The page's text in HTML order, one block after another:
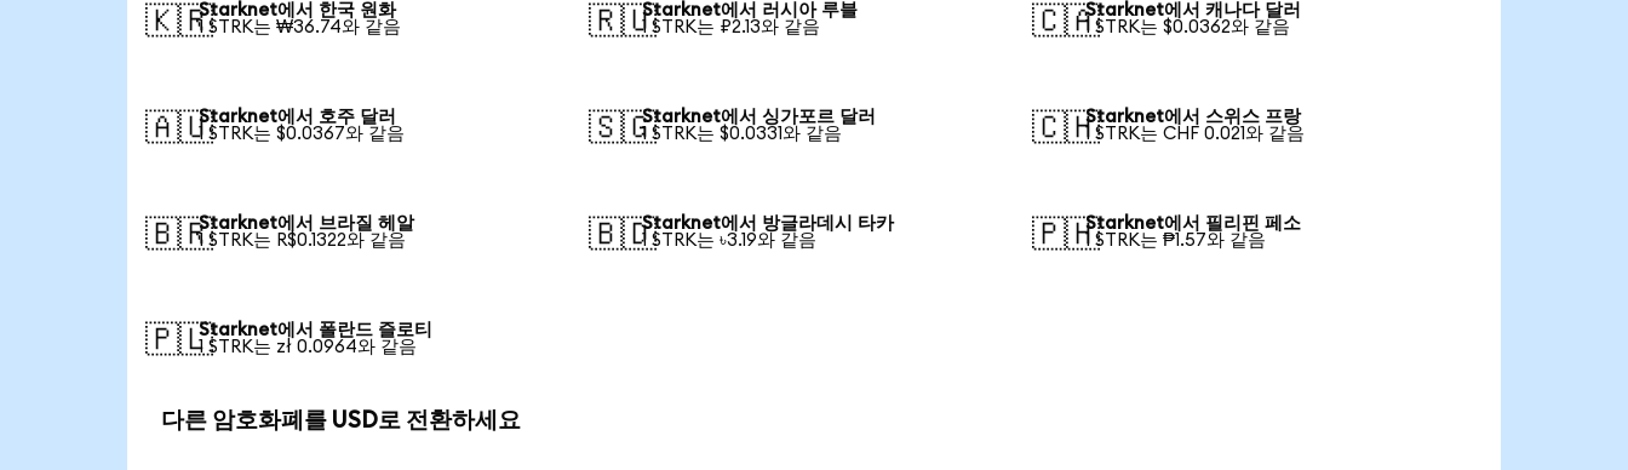
🇰🇷Starknet에서 한국 원화
1 STRK는 ₩36.74와 같음
🇷🇺Starknet에서 러시아 루블
1 STRK는 ₽2.13와 같음
🇨🇦Starknet에서 캐나다 달러
1 STRK는 $0.0362와 같음
🇦🇺Starknet에서 호주 달러
1 STRK는 $0.0367와 같음
🇸🇬Starknet에서 싱가포르 달러
1 STRK는 $0.0331와 같음
🇨🇭Starknet에서 스위스 프랑
1 STRK는 CHF 0.021와 같음
🇧🇷Starknet에서 브라질 헤알
1 STRK는 R$0.1322와 같음
🇧🇩Starknet에서 방글라데시 타카
1 STRK는 ৳3.19와 같음
🇵🇭Starknet에서 필리핀 페소
1 STRK는 ₱1.57와 같음
🇵🇱Starknet에서 폴란드 즐로티
1 STRK는 zł 0.0964와 같음
다른 암호화폐를 USD로 전환하세요